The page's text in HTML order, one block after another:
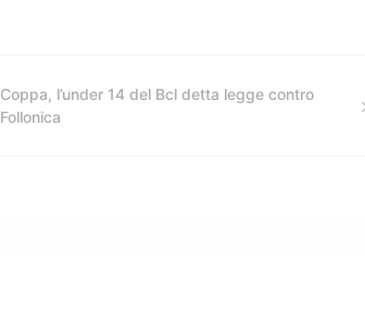
Coppa, l’under 14 del Bcl detta legge contro
Follonica